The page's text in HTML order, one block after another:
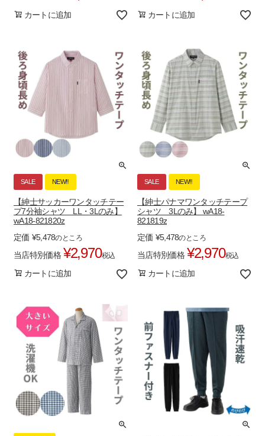
カートに追加 カートに追加
SALE NEW‼
【紳士サッカーワンタッチテー
プ7分袖シャツ LL・3Lのみ】
wA18-821820z
定価 ¥5,478のところ
当店特別価格 ¥2,970税込
カートに追加
SALE NEW‼
【紳士パナマワンタッチテープ
シャツ 3Lのみ】 wA18-
821819z
定価 ¥5,478のところ
当店特別価格 ¥2,970税込
カートに追加